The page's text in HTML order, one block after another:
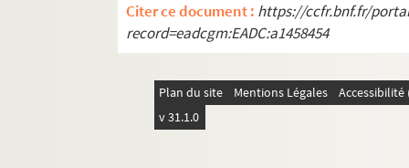
Citer ce document : https://ccfr.bnf.fr/
record=eadcgm:EADC:a1458454
Plan du site Mentions Légales
v 31.1.0